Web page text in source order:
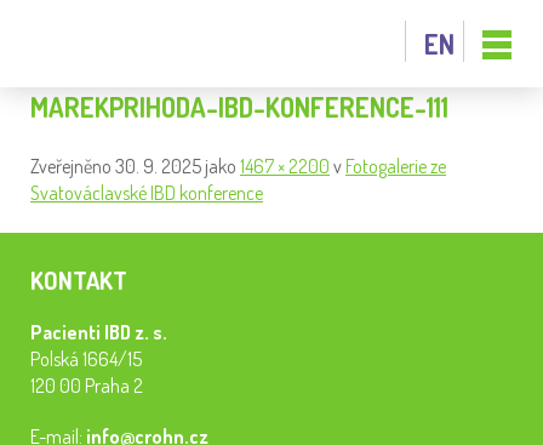
EN
MAREKPRIHODA-IBD-KONFERENCE-111
Zveřejněno 30. 9. 2025 jako 1467 × 2200 v Fotogalerie ze
Svatováclavské IBD konference
KONTAKT
Pacienti IBD z. s.
Polská 1664/15
120 00 Praha 2
E-mail: info@crohn.cz